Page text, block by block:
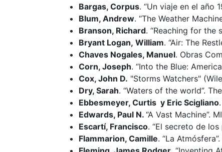
Bargas, Corpus. “Un viaje en el año
Blum, Andrew. “The Weather
Branson, Richard. “Reaching for the
Bryant Logan, William. “Air: The
Chaves Nogales, Manuel. Obras
Corn, Joseph. “Into the Blue:
Cox, John D. "Storms Watchers"
Dry, Sarah. “Waters of the world”.
Ebbesmeyer, Curtis y Eric Scigliano
Edwards, Paul N. “A Vast Machine”.
Escartí, Francisco. “El secreto de los
Flammarion, Camille. “La